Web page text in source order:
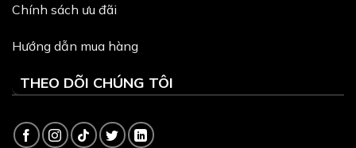
Chính sách ưu đãi
Hướng dẫn mua hàng
THEO DÕI CHÚNG TÔI